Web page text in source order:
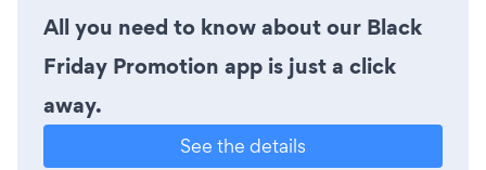
All you need to know about our Black
Friday Promotion app is just a click
away.
See the details